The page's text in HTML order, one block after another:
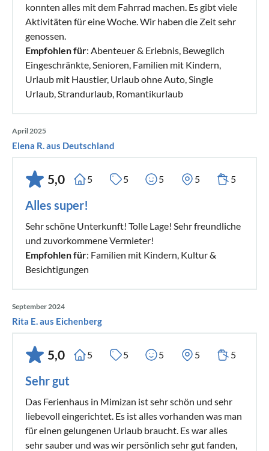
konnten alles mit dem Fahrrad machen. Es gibt viele
Aktivitäten für eine Woche. Wir haben die Zeit sehr
genossen.
Empfohlen für: Abenteuer & Erlebnis, Beweglich
Eingeschränkte, Senioren, Familien mit Kindern,
Urlaub mit Haustier, Urlaub ohne Auto, Single
Urlaub, Strandurlaub, Romantikurlaub
April 2025
Elena R. aus Deutschland
5,0 5 5 5 5 5
Alles super!
Sehr schöne Unterkunft! Tolle Lage! Sehr freundliche
und zuvorkommene Vermieter!
Empfohlen für: Familien mit Kindern, Kultur &
Besichtigungen
September 2024
Rita E. aus Eichenberg
5,0 5 5 5 5 5
Sehr gut
Das Ferienhaus in Mimizan ist sehr schön und sehr
liebevoll eingerichtet. Es ist alles vorhanden was man
für einen gelungenen Urlaub braucht. Es war alles
sehr sauber und was wir persönlich sehr gut fanden,